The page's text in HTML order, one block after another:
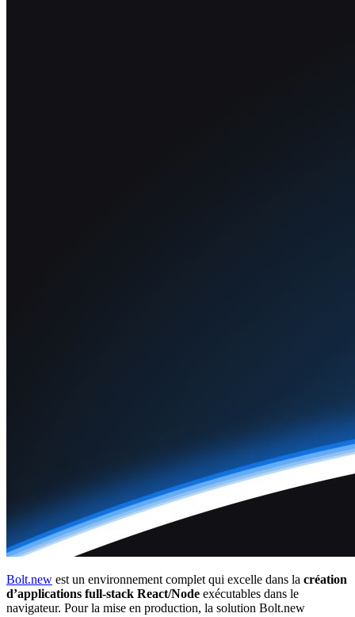
Bolt.new est un environnement complet qui excelle dans la création
d’applications full-stack React/Node exécutables dans le
navigateur. Pour la mise en production, la solution Bolt.new